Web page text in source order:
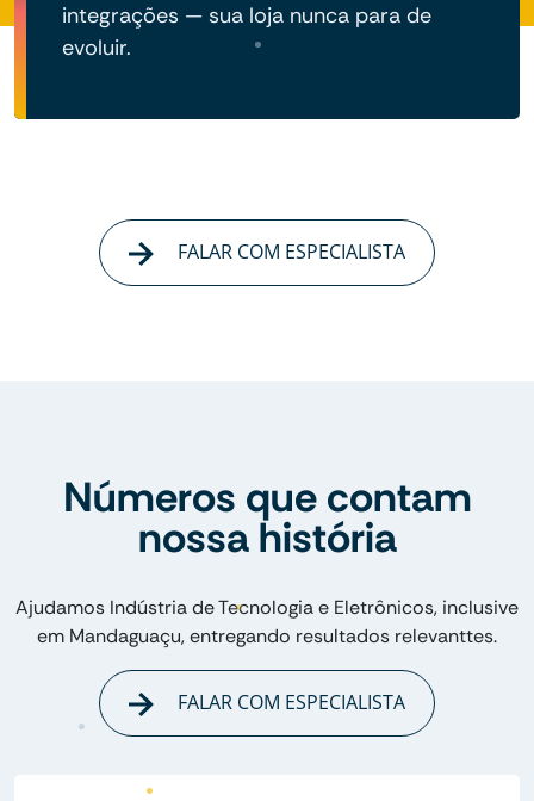
integrações — sua loja nunca para de
evoluir.
FALAR COM ESPECIALISTA
Números que contam
nossa história
Ajudamos Indústria de Tecnologia e Eletrônicos, inclusive
em Mandaguaçu, entregando resultados relevanttes.
FALAR COM ESPECIALISTA